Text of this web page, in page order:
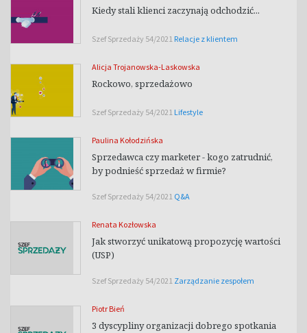
Kiedy stali klienci zaczynają odchodzić...
Szef Sprzedaży 54/2021 Relacje z klientem
Alicja Trojanowska-Laskowska
Rockowo, sprzedażowo
Szef Sprzedaży 54/2021 Lifestyle
Paulina Kołodzińska
Sprzedawca czy marketer - kogo zatrudnić,
by podnieść sprzedaż w firmie?
Szef Sprzedaży 54/2021 Q&A
Renata Kozłowska
Jak stworzyć unikatową propozycję wartości
(USP)
Szef Sprzedaży 54/2021 Zarządzanie zespołem
Piotr Bień
3 dyscypliny organizacji dobrego spotkania